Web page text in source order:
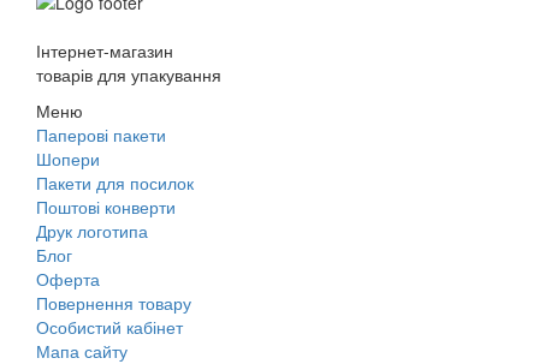
Інтернет-магазин
товарів для упакування
Меню
Паперові пакети
Шопери
Пакети для посилок
Поштові конверти
Друк логотипа
Блог
Оферта
Повернення товару
Особистий кабінет
Мапа сайту